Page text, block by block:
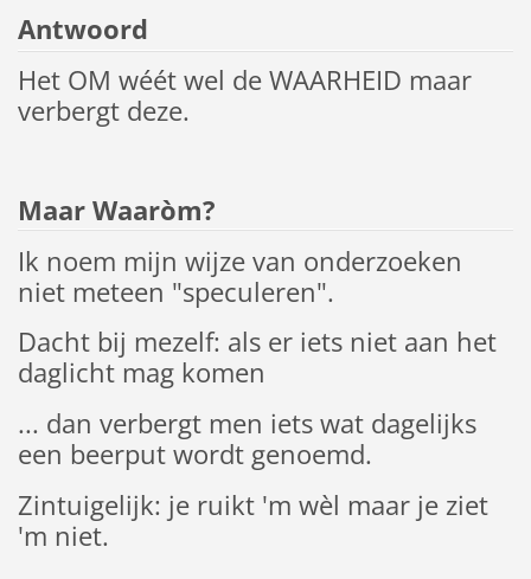
Antwoord
Het OM wéét wel de WAARHEID maar
verbergt deze.
Maar Waaròm?
Ik noem mijn wijze van onderzoeken
niet meteen "speculeren".
Dacht bij mezelf: als er iets niet aan het
daglicht mag komen
... dan verbergt men iets wat dagelijks
een beerput wordt genoemd.
Zintuigelijk: je ruikt 'm wèl maar je ziet
'm niet.